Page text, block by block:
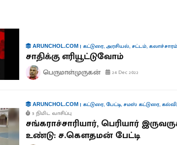
ARUNCHOL.COM| கட்டுரை,அரசியல், சட்டம், கலாச்சாரம்
சாதிக்கு எரியூட்டுவோம்
பெருமாள்முருகன் 24 Dec 2022
ARUNCHOL.COM| கட்டுரை, பேட்டி, சமஸ் கட்டுரை, கல்வி,
5 நிமிட வாசிப்பு
சங்கராச்சாரியார், பெரியார்
உண்டு: ச.கௌதமன் பேட்டி